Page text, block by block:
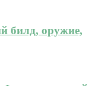
билд, оружие,